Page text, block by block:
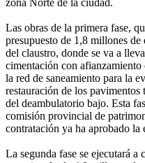
zona Norte de la ciudad.
Las obras de la primera fase,
presupuesto de 1,8 millones de
del claustro, donde se va a
cimentación con
la red de saneamiento para la
restauración de los
del deambulatorio bajo. Esta
comisión provincial de
contratación ya ha aprobado la
La segunda fase se ejecutará